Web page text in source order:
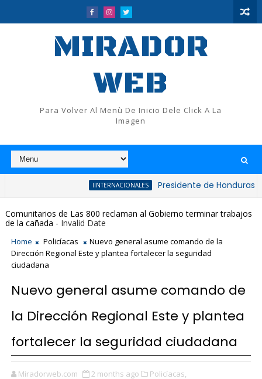
MIRADOR
WEB
Para Volver Al Menù De Inicio Dele Click A La
Imagen
IINTERNACIONALES Presidente de Honduras
Comunitarios de Las 800 reclaman al Gobierno terminar trabajos
de la cañada - Invalid Date
Home Policíacas
Nuevo general asume comando de la
Dirección Regional Este y plantea fortalecer la seguridad
ciudadana
Nuevo general asume comando de
la Dirección Regional Este y plantea
fortalecer la seguridad ciudadana
Miradorweb.com 2 months ago Policíacas,